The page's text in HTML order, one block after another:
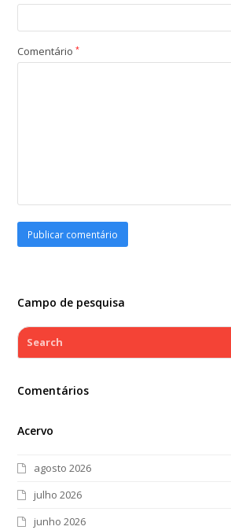
Comentário*
Campo de pesquisa
Search
Comentários
Acervo
agosto 2026
julho 2026
junho 2026